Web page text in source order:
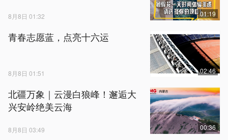
8月8日 01:32 01:19
青春志愿蓝，点亮十六运
8月8日 01:51 02:46
北疆万象｜云漫白狼峰！邂逅大
兴安岭绝美云海
8月8日 03:49 00:36